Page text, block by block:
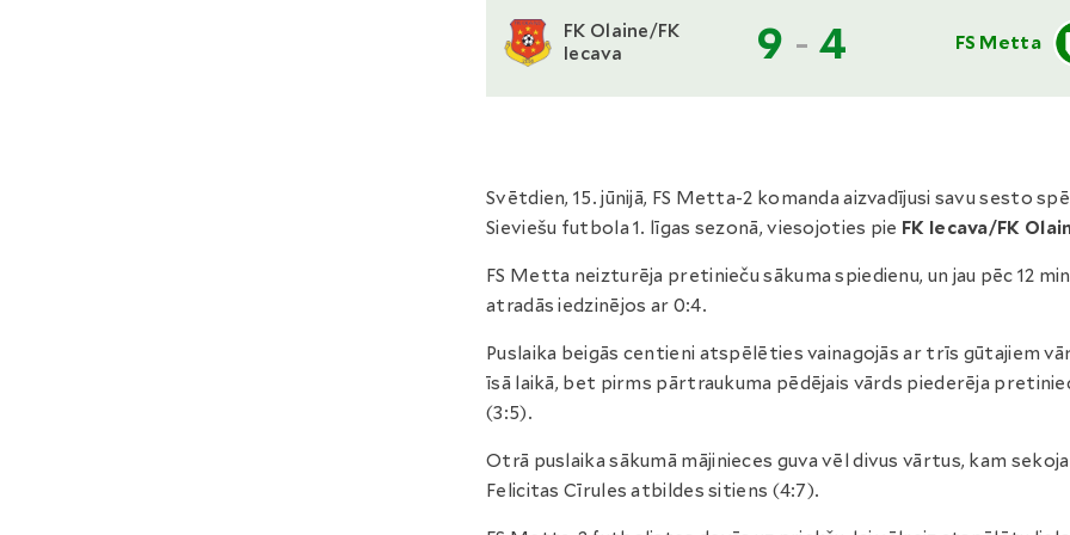
FK Olaine/FK
Iecava
9 - 4 FS Metta
Svētdien, 15. jūnijā, FS Metta-2 komanda aizvadījusi savu sesto
Sieviešu futbola 1. līgas sezonā, viesojoties pie FK Iecava/FK
FS Metta neizturēja pretinieču sākuma spiedienu, un jau pēc 12
atradās iedzinējos ar 0:4.
Puslaika beigās centieni atspēlēties vainagojās ar trīs gūtajiem
īsā laikā, bet pirms pārtraukuma pēdējais vārds piederēja
(3:5).
Otrā puslaika sākumā mājinieces guva vēl divus vārtus, kam sekoja
Felicitas Cīrules atbildes sitiens (4:7).